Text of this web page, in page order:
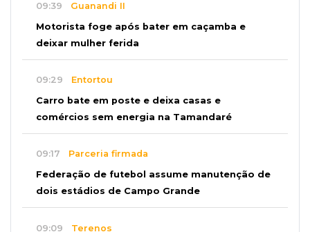
09:39 Guanandi II
Motorista foge após bater em caçamba e
deixar mulher ferida
09:29 Entortou
Carro bate em poste e deixa casas e
comércios sem energia na Tamandaré
09:17 Parceria firmada
Federação de futebol assume manutenção de
dois estádios de Campo Grande
09:09 Terenos